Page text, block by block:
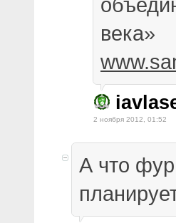
века»
2 ноября 2012, 01:52
А что